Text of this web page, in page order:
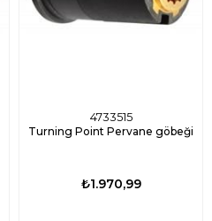
4733515
Turning Point Pervane göbeği
₺1.970,99